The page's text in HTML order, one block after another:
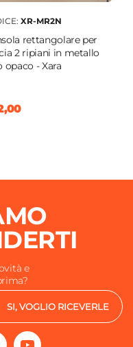
XR-MR2N
rettangolare per
2 ripiani in metallo
opaco - Xara
e
SI, VOGLIO RICEVERLE